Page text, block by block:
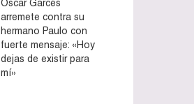
Óscar Garcés
arremete contra su
hermano Paulo con
fuerte mensaje: «Hoy
dejas de existir para
mí»